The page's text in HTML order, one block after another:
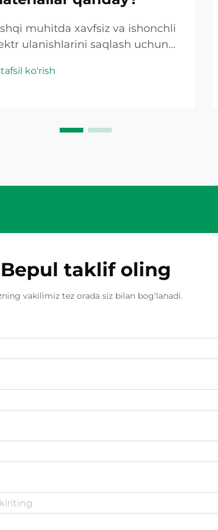
muhitda xavfsiz va ishonchli
ulanishlarini saqlash uchun
muhimdir. Ob-havo bardoshligi
ko'rish
Bepul taklif oling
vakilimiz tez orada siz bilan bog‘lanadi.